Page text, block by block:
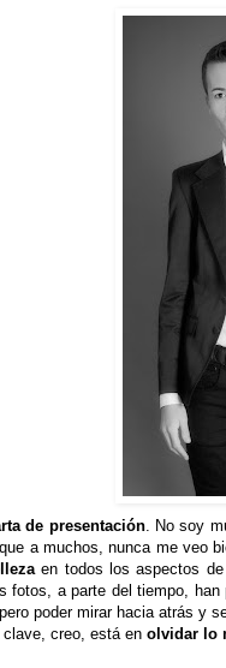
de presentación. No soy
a muchos, nunca me veo
en todos los aspectos
fotos, a parte del tiempo,
poder mirar hacia atrás y
clave, creo, está en olvidar lo